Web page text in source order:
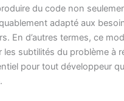
du code non
adapté aux
En d’autres termes, ce
les subtilités du problème à
pour tout développeur